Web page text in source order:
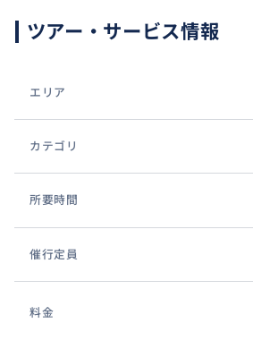
ツアー・サービス情報
エリア
カテゴリ
所要時間
催行定員
料金